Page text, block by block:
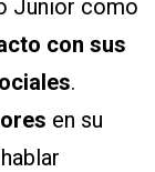
Junior como
con sus
.
en su